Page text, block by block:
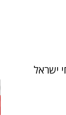
ישראל